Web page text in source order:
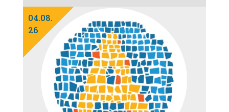
04.08.
26